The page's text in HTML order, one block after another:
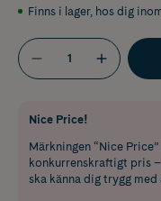
Finns i lager, hos dig
Nice Price!
Märkningen “Nice
konkurrenskraftigt pris
ska känna dig trygg